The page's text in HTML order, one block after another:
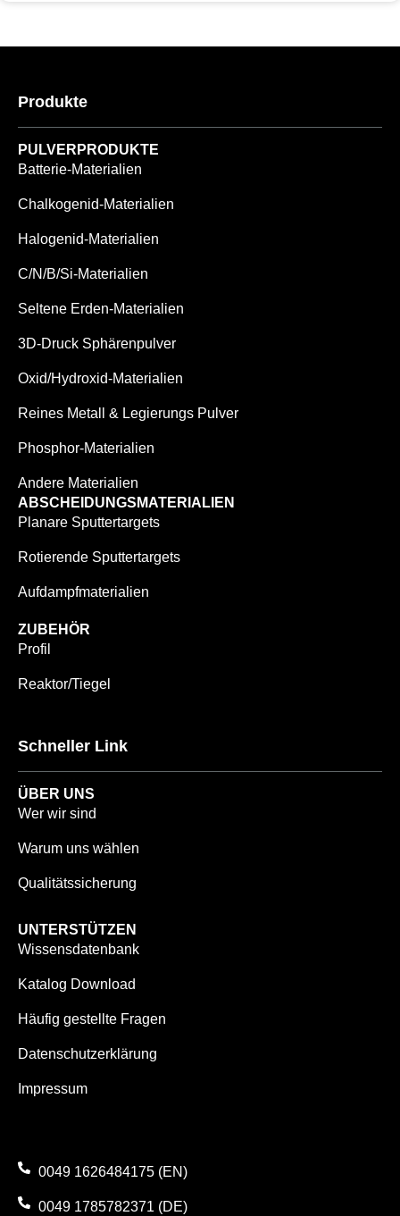
Produkte
PULVERPRODUKTE
Batterie-Materialien
Chalkogenid-Materialien
Halogenid-Materialien
C/N/B/Si-Materialien
Seltene Erden-Materialien
3D-Druck Sphärenpulver
Oxid/Hydroxid-Materialien
Reines Metall & Legierungs Pulver
Phosphor-Materialien
Andere Materialien
ABSCHEIDUNGSMATERIALIEN
Planare Sputtertargets
Rotierende Sputtertargets
Aufdampfmaterialien
ZUBEHÖR
Profil
Reaktor/Tiegel
Schneller Link
ÜBER UNS
Wer wir sind
Warum uns wählen
Qualitätssicherung
UNTERSTÜTZEN
Wissensdatenbank
Katalog Download
Häufig gestellte Fragen
Datenschutzerklärung
Impressum
0049 1626484175 (EN)
0049 1785782371 (DE)